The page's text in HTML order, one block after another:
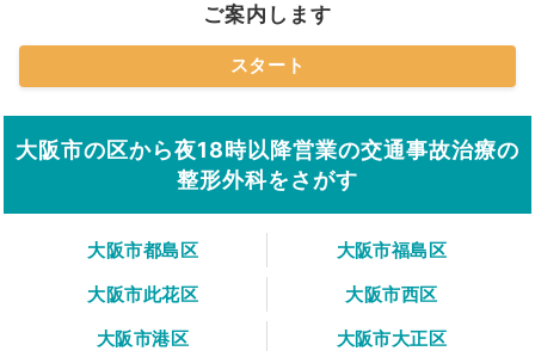
ご案内します
スタート
大阪市の区から夜18時以降営業の交通事故治療の
整形外科をさがす
大阪市都島区
大阪市福島区
大阪市此花区
大阪市西区
大阪市港区
大阪市大正区